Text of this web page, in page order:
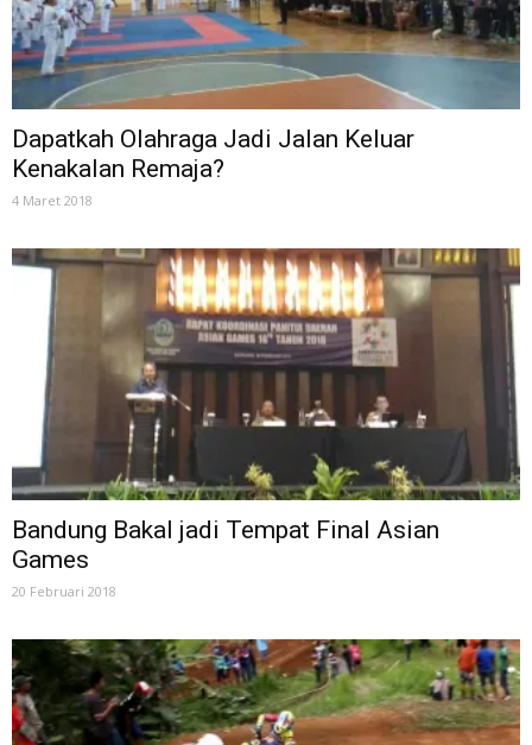
Dapatkah Olahraga Jadi Jalan Keluar
Kenakalan Remaja?
4 Maret 2018
Bandung Bakal jadi Tempat Final Asian
Games
20 Februari 2018